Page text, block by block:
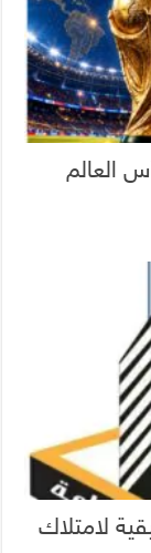
العالم
لامتلاك